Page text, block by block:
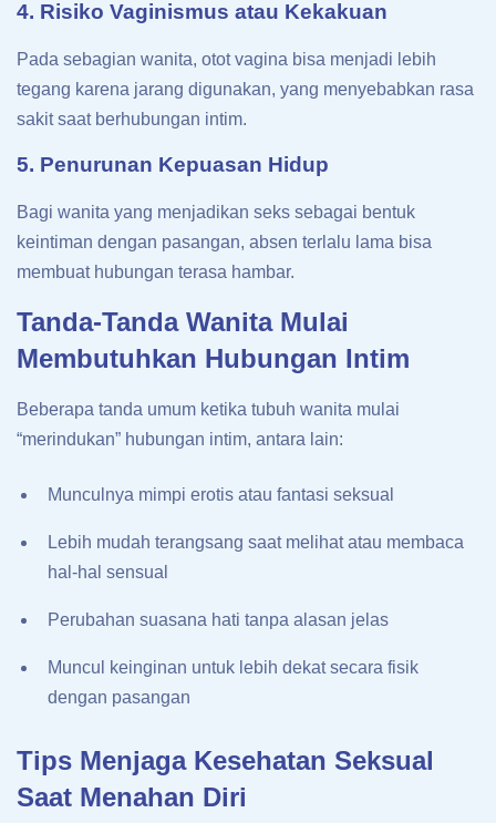
4. Risiko Vaginismus atau Kekakuan
Pada sebagian wanita, otot vagina bisa menjadi lebih
tegang karena jarang digunakan, yang menyebabkan rasa
sakit saat berhubungan intim.
5. Penurunan Kepuasan Hidup
Bagi wanita yang menjadikan seks sebagai bentuk
keintiman dengan pasangan, absen terlalu lama bisa
membuat hubungan terasa hambar.
Tanda-Tanda Wanita Mulai
Membutuhkan Hubungan Intim
Beberapa tanda umum ketika tubuh wanita mulai
“merindukan” hubungan intim, antara lain:
Munculnya mimpi erotis atau fantasi seksual
Lebih mudah terangsang saat melihat atau membaca
hal-hal sensual
Perubahan suasana hati tanpa alasan jelas
Muncul keinginan untuk lebih dekat secara fisik
dengan pasangan
Tips Menjaga Kesehatan Seksual
Saat Menahan Diri